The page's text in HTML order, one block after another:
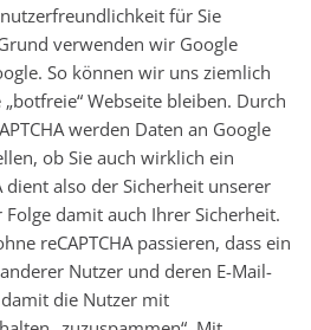
für Sie
verwenden wir Google
So können wir uns ziemlich
Webseite bleiben. Durch
werden Daten an Google
ob Sie auch wirklich ein
dient also der Sicherheit unserer
damit auch Ihrer Sicherheit.
reCAPTCHA passieren, dass ein
Nutzer und deren E-Mail-
die Nutzer mit